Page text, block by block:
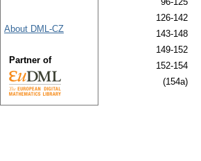
126-142
143-148
149-152
152-154
(154a)
About DML-CZ
Partner of